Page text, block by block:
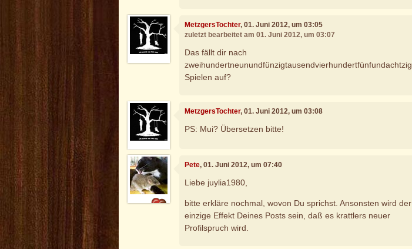
MetzgersTochter, 01. Juni 2012, um 03:05
zuletzt bearbeitet am 01. Juni 2012, um 03:07
Das fällt dir nach
zweihundertneunundfünzigtausendvierhundertfünfundachtzig
Spielen auf?
MetzgersTochter, 01. Juni 2012, um 03:08
PS: Mui? Übersetzen bitte!
Pete, 01. Juni 2012, um 07:40
Liebe juylia1980,
bitte erkläre nochmal, wovon Du sprichst. Ansonsten wird der
einzige Effekt Deines Posts sein, daß es krattlers neuer
Profilspruch wird.